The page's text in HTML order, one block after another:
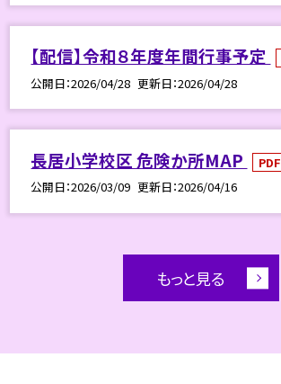
【配信】令和８年度年間行事予定
公開日 2026/04/28 更新日 2026/04/28
長居小学校区 危険か所MAP
PDF
公開日 2026/03/09 更新日 2026/04/16
もっと見る